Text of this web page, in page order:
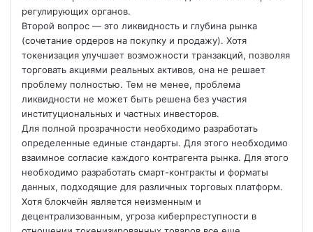
регулирующих органов.
Второй вопрос — это ликвидность и глубина рынка
(сочетание ордеров на покупку и продажу). Хотя
токенизация улучшает возможности транзакций, позволяя
торговать акциями реальных активов, она не решает
проблему полностью. Тем не менее, проблема
ликвидности не может быть решена без участия
институциональных и частных инвесторов.
Для полной прозрачности необходимо разработать
определенные единые стандарты. Для этого необходимо
взаимное согласие каждого контрагента рынка. Для этого
необходимо разработать смарт-контракты и форматы
данных, подходящие для различных торговых платформ.
Хотя блокчейн является неизменным и
децентрализованным, угроза киберпреступности в